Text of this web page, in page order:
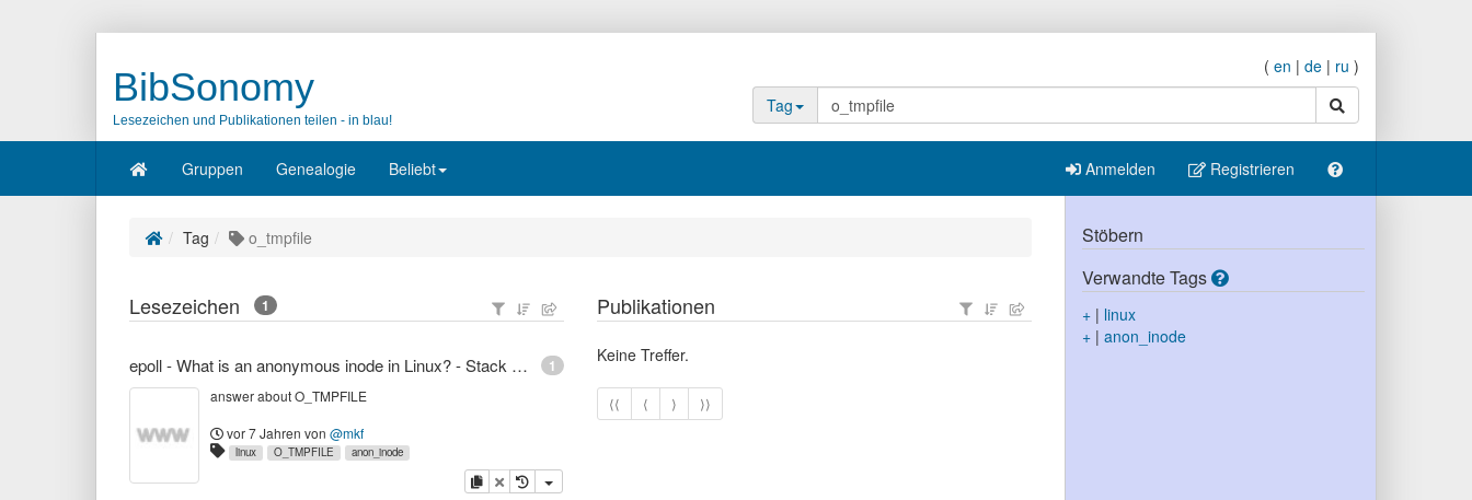
BibSonomy
Lesezeichen und Publikationen teilen - in blau!
( en | de | ru )
Tag
Suche
Gruppen Genealogie Beliebt Anmelden Registrieren
Tag o_tmpfile
Lesezeichen 1
1
epoll - What is an anonymous inode in Linux? - Stack Overflow
answer about O_TMPFILE
vor 7 Jahren von @mkf
linux O_TMPFILE anon_inode
Kopieren
Löschen
Publikationen
Keine Treffer.
⟨⟨ ⟨ ⟩ ⟩⟩
Stöbern
Verwandte Tags
+| linux
+| anon_inode